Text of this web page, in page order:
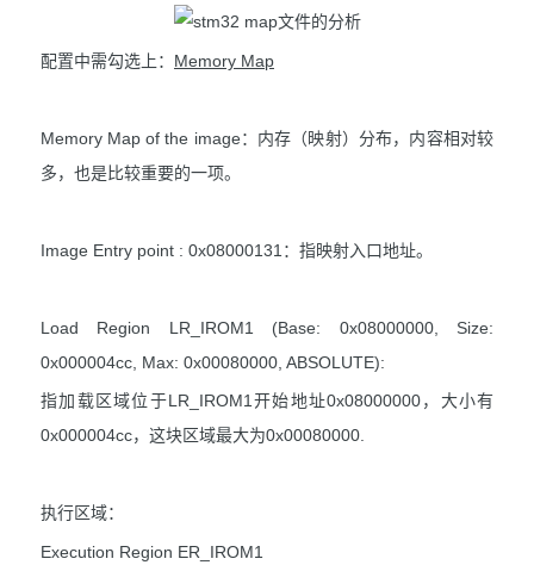
配置中需勾选上： Memory Map
Memory Map of the image：内存（映射）分布，内容相对较
多，也是比较重要的一项。
Image Entry point : 0x08000131：指映射入口地址。
Load Region LR_IROM1 (Base: 0x08000000, Size:
0x000004cc, Max: 0x00080000, ABSOLUTE):
指加载区域位于LR_IROM1开始地址0x08000000，大小有
0x000004cc，这块区域最大为0x00080000.
执行区域：
Execution Region ER_IROM1